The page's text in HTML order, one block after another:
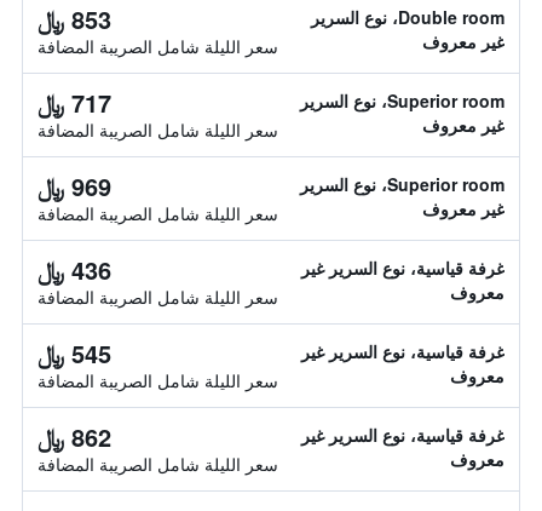
Double room، نوع السرير
غير معروف
853 ﷼
سعر الليلة شامل الصريبة المضافة
Superior room، نوع السرير
غير معروف
717 ﷼
سعر الليلة شامل الصريبة المضافة
Superior room، نوع السرير
غير معروف
969 ﷼
سعر الليلة شامل الصريبة المضافة
غرفة قياسية، نوع السرير غير
معروف
436 ﷼
سعر الليلة شامل الصريبة المضافة
غرفة قياسية، نوع السرير غير
معروف
545 ﷼
سعر الليلة شامل الصريبة المضافة
غرفة قياسية، نوع السرير غير
معروف
862 ﷼
سعر الليلة شامل الصريبة المضافة